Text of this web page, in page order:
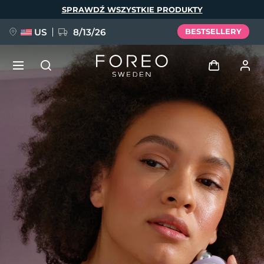
SPRAWDŹ WSZYSTKIE PRODUKTY
US 8/13/26 BESTSELLERY
Zaloguj
Profil użytkownika
Moje urządzenia
Moje zamówienia
Moje adresy
Moje subskrypcje
NOWOŚĆ
FAQ™ Pure Beauty-Tech Elixir
BREAKING NEWS
issa™ Teeth Whitening Set
Język
English Deutsch
Español
Français
Italiano
Português
Polski
Svenska
Русский
Türkçe
简体中文 繁體中文